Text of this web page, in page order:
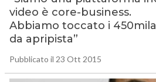
video è core-business.
Abbiamo toccato i
da apripista”
Pubblicato il 23 Ott 2015